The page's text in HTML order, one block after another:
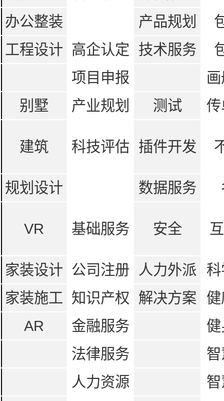
办公整装
产品规划
工程设计 高企认定 技术服务
项目申报
别墅
产业规划 测试
建筑 科技评估 插件开发
规划设计 数据服务
VR 基础服务 安全
家装设计 公司注册 人力外派
家装施工 知识产权 解决方案
AR
金融服务
法律服务
人力资源